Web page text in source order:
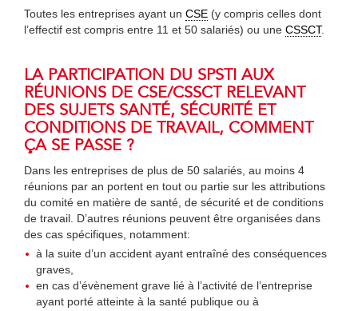
Toutes les entreprises ayant un CSE (y compris celles dont
l’effectif est compris entre 11 et 50 salariés) ou une CSSCT.
LA PARTICIPATION DU SPSTI AUX
RÉUNIONS DE CSE/CSSCT RELEVANT
DES SUJETS SANTÉ, SÉCURITÉ ET
CONDITIONS DE TRAVAIL, COMMENT
ÇA SE PASSE ?
Dans les entreprises de plus de 50 salariés, au moins 4
réunions par an portent en tout ou partie sur les attributions
du comité en matière de santé, de sécurité et de conditions
de travail. D’autres réunions peuvent être organisées dans
des cas spécifiques, notamment:
à la suite d’un accident ayant entraîné des conséquences
graves,
en cas d’évènement grave lié à l’activité de l’entreprise
ayant porté atteinte à la santé publique ou à